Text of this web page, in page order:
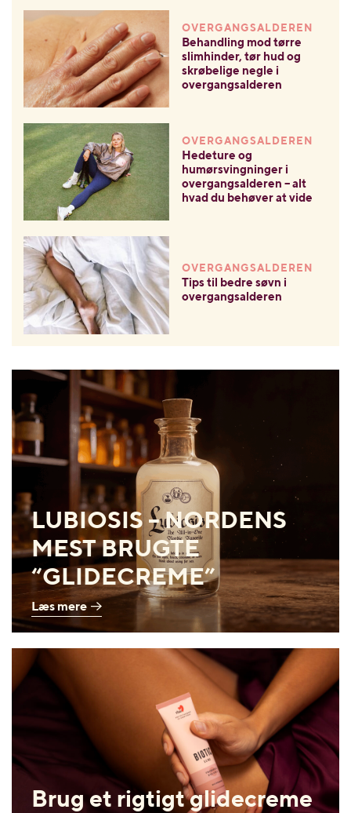
OVERGANGSALDEREN
Behandling mod tørre
slimhinder, tør hud og
skrøbelige negle i
overgangsalderen
OVERGANGSALDEREN
Hedeture og
humørsvingninger i
overgangsalderen – alt
hvad du behøver at vide
OVERGANGSALDEREN
Tips til bedre søvn i
overgangsalderen
LUBIOSIS – NORDENS
MEST BRUGTE
“GLIDECREME”
Læs mere
Brug et rigtigt glidecreme